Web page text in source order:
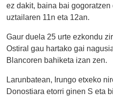
ez dakit, baina bai
uztailaren 11n eta 12an.
Gaur duela 25 urte ezkondu
Ostiral gau hartako gai
Blancoren bahiketa izan zen.
Larunbatean, Irungo etxeko
Donostiara etorri ginen S eta